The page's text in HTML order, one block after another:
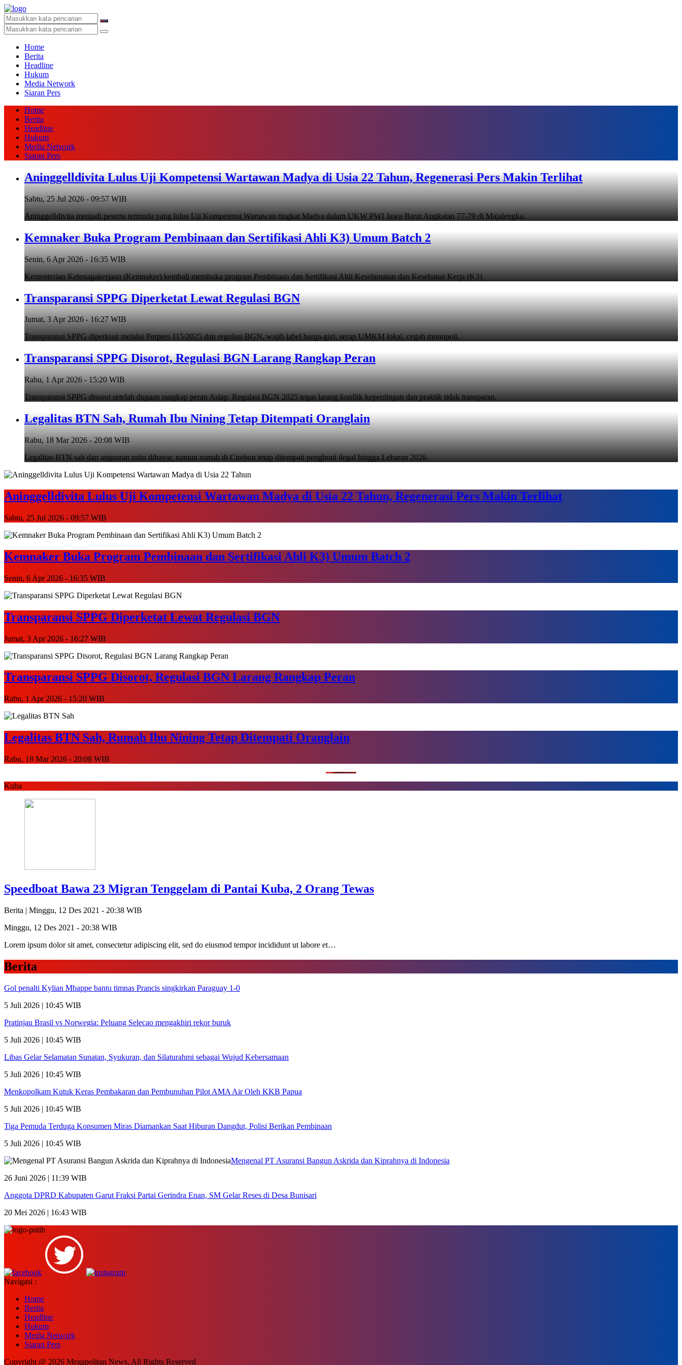
Home
Berita
Headline
Hukum
Media Network
Siaran Pers
Home
Berita
Headline
Hukum
Media Network
Siaran Pers
Aninggelldivita Lulus Uji Kompetensi Wartawan Madya di Usia 22 Tahun, Regenerasi Pers Makin Terlihat
Sabtu, 25 Jul 2026 - 09:57 WIB
Aninggelldivita menjadi peserta termuda yang lulus Uji Kompetensi Wartawan tingkat Madya dalam UKW PWI Jawa Barat Angkatan 77-79 di Majalengka.
Kemnaker Buka Program Pembinaan dan Sertifikasi Ahli K3) Umum Batch 2
Senin, 6 Apr 2026 - 16:35 WIB
Kementerian Ketenagakerjaan (Kemnaker) kembali membuka program Pembinaan dan Sertifikasi Ahli Keselamatan dan Kesehatan Kerja (K3)
Transparansi SPPG Diperketat Lewat Regulasi BGN
Jumat, 3 Apr 2026 - 16:27 WIB
Transparansi SPPG diperkuat melalui Perpres 115/2025 dan regulasi BGN, wajib label harga-gizi, serap UMKM lokal, cegah monopoli.
Transparansi SPPG Disorot, Regulasi BGN Larang Rangkap Peran
Rabu, 1 Apr 2026 - 15:20 WIB
Transparansi SPPG disorot setelah dugaan rangkap peran Aslap. Regulasi BGN 2025 tegas larang konflik kepentingan dan praktik tidak transparan.
Legalitas BTN Sah, Rumah Ibu Nining Tetap Ditempati Oranglain
Rabu, 18 Mar 2026 - 20:08 WIB
Legalitas BTN sah dan angsuran rutin dibayar, namun rumah di Cirebon tetap ditempati penghuni ilegal hingga Lebaran 2026.
Aninggelldivita Lulus Uji Kompetensi Wartawan Madya di Usia 22 Tahun, Regenerasi Pers Makin Terlihat
Sabtu, 25 Jul 2026 - 09:57 WIB
Kemnaker Buka Program Pembinaan dan Sertifikasi Ahli K3) Umum Batch 2
Senin, 6 Apr 2026 - 16:35 WIB
Transparansi SPPG Diperketat Lewat Regulasi BGN
Jumat, 3 Apr 2026 - 16:27 WIB
Transparansi SPPG Disorot, Regulasi BGN Larang Rangkap Peran
Rabu, 1 Apr 2026 - 15:20 WIB
Legalitas BTN Sah, Rumah Ibu Nining Tetap Ditempati Oranglain
Rabu, 18 Mar 2026 - 20:08 WIB
Kuba
Speedboat Bawa 23 Migran Tenggelam di Pantai Kuba, 2 Orang Tewas
Berita | Minggu, 12 Des 2021 - 20:38 WIB
Minggu, 12 Des 2021 - 20:38 WIB
Lorem ipsum dolor sit amet, consectetur adipiscing elit, sed do eiusmod tempor incididunt ut labore et…
Berita
Gol penalti Kylian Mbappe bantu timnas Prancis singkirkan Paraguay 1-0
5 Juli 2026 | 10:45 WIB
Pratinjau Brasil vs Norwegia: Peluang Selecao mengakhiri rekor buruk
5 Juli 2026 | 10:45 WIB
Libas Gelar Selamatan Sunatan, Syukuran, dan Silaturahmi sebagai Wujud Kebersamaan
5 Juli 2026 | 10:45 WIB
Menkopolkam Kutuk Keras Pembakaran dan Pembunuhan Pilot AMA Air Oleh KKB Papua
5 Juli 2026 | 10:45 WIB
Tiga Pemuda Terduga Konsumen Miras Diamankan Saat Hiburan Dangdut, Polisi Berikan Pembinaan
5 Juli 2026 | 10:45 WIB
Mengenal PT Asuransi Bangun Askrida dan Kiprahnya di Indonesia
26 Juni 2026 | 11:39 WIB
Anggota DPRD Kabupaten Garut Fraksi Partai Gerindra Enan, SM Gelar Reses di Desa Bunisari
20 Mei 2026 | 16:43 WIB
Navigasi :
Home
Berita
Headline
Hukum
Media Network
Siaran Pers
Copyright @ 2026 Megapolitan News, All Rights Reserved